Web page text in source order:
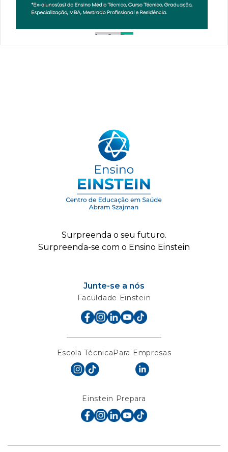
1 2 3
Surpreenda o seu futuro.
Surpreenda-se com o Ensino Einstein
Junte-se a nós
Faculdade Einstein
Escola TécnicaPara Empresas
Einstein Prepara